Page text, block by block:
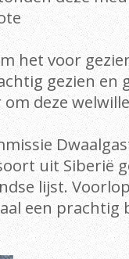
het voor
gezien en
deze
uit Siberië
lijst.
een prachtig